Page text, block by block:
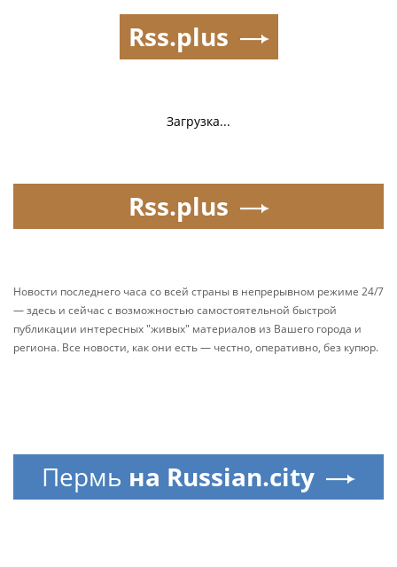
Загрузка...
Rss.plus
Rss.plus
Новости последнего часа со всей страны в непрерывном режиме 24/7
— здесь и сейчас с возможностью самостоятельной быстрой
публикации интересных "живых" материалов из Вашего города и
региона. Все новости, как они есть — честно, оперативно, без купюр.
Пермь на Russian.city